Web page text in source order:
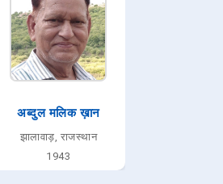
अब्दुल मलिक ख़ान
झालावाड़, राजस्थान
1943